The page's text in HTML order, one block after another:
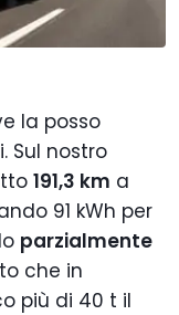
la posso
Sul nostro
191,3 km a
91 kWh per
parzialmente
che in
più di 40 t il